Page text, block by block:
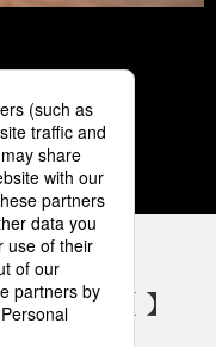
5
アカウント